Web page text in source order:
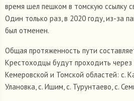
время шел пешком в томскую ссылку
Один только раз, в 2020 году, из-за
был отменен.
Общая протяженность пути
Крестоходцы будут проходить через
Кемеровской и Томской областей: с.
Улановка, с. Ишим, с. Турунтаево, с.